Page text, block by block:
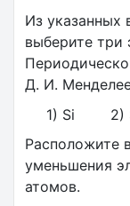
Из указанных
выберите три
Д. И.
1) Si
Расположите
уменьшения
атомов.